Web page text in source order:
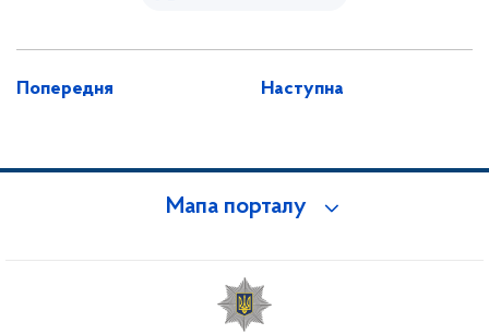
Попередня Наступна
Мапа порталу